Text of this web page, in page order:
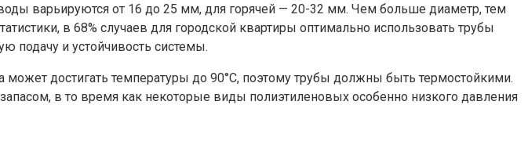
варьируются от 16 до 25 мм, для горячей — 20-32 мм. Чем больше диаметр, тем
в 68% случаев для городской квартиры оптимально использовать трубы
подачу и устойчивость системы.
достигать температуры до 90°C, поэтому трубы должны быть термостойкими.
в то время как некоторые виды полиэтиленовых особенно низкого давления